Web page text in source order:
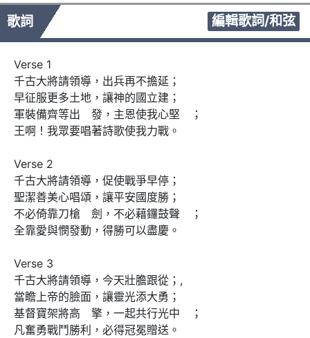
歌詞 編輯歌詞/和弦
Verse 1
千古大將請領導，出兵再不擔延；
早征服更多土地，讓神的國立建；
軍裝備齊等出　發，主恩使我心堅　；
王啊！我眾要唱著詩歌使我力戰。
Verse 2
千古大將請領導，促使戰爭早停；
聖潔善美心唱頌，讓平安國度勝；
不必倚靠刀槍　劍，不必藉鑼鼓聲　；
全靠愛與憫發動，得勝可以盡慶。
Verse 3
千古大將請領導，今天壯膽跟從；,
當瞻上帝的臉面，讓靈光添大勇；
基督寶架將高　擎，一起共行光中　；
凡奮勇戰鬥勝利，必得冠冕贈送。